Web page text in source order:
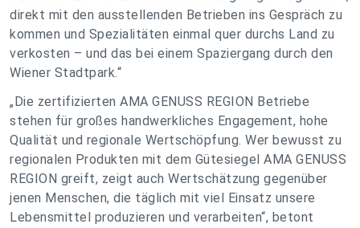
direkt mit den ausstellenden Betrieben ins Gespräch zu
kommen und Spezialitäten einmal quer durchs Land zu
verkosten – und das bei einem Spaziergang durch den
Wiener Stadtpark.“
„Die zertifizierten AMA GENUSS REGION Betriebe
stehen für großes handwerkliches Engagement, hohe
Qualität und regionale Wertschöpfung. Wer bewusst zu
regionalen Produkten mit dem Gütesiegel AMA GENUSS
REGION greift, zeigt auch Wertschätzung gegenüber
jenen Menschen, die täglich mit viel Einsatz unsere
Lebensmittel produzieren und verarbeiten“, betont